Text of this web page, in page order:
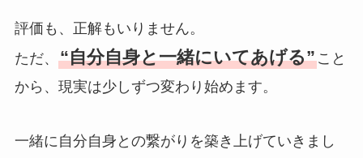
評価も、正解もいりません。
ただ、 “自分自身と一緒にいてあげる”こと
から、現実は少しずつ変わり始めます。
一緒に自分自身との繋がりを築き上げていきまし